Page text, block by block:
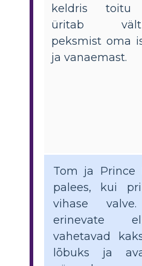
keldris toitu
üritab
peksmist oma
ja vanaemast.
Tom ja Prince
palees, kui
vihase
erinevate
vahetavad
lõbuks ja